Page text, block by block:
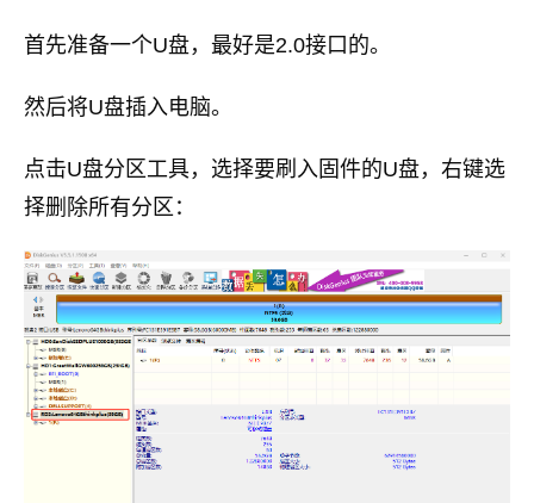
首先准备一个U盘，最好是2.0接口的。
然后将U盘插入电脑。
点击U盘分区工具，选择要刷入固件的U盘，右键选
择删除所有分区：